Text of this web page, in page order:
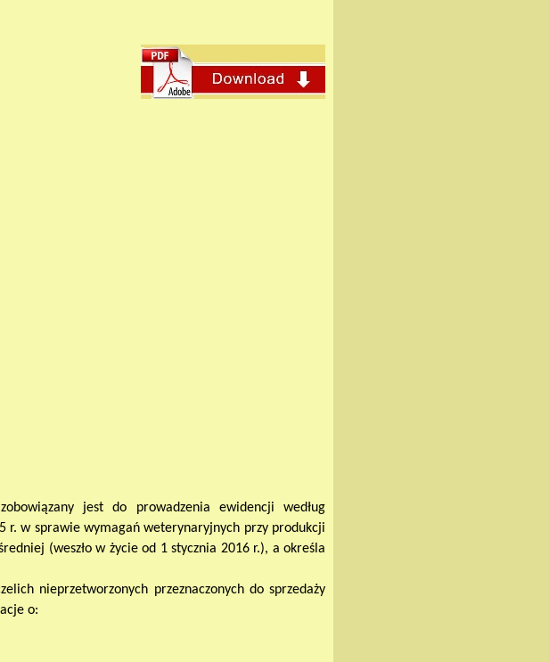
jest do prowadzenia ewidencji według
r. w sprawie wymagań weterynaryjnych przy produkcji
(weszło w życie od 1 stycznia 2016 r.), a określa
nieprzetworzonych przeznaczonych do sprzedaży
o: